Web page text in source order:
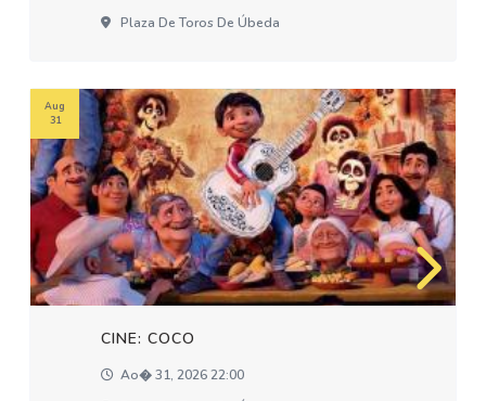
Plaza De Toros De Úbeda
CINE: COCO
Ao� 31, 2026 22:00
Aug
31